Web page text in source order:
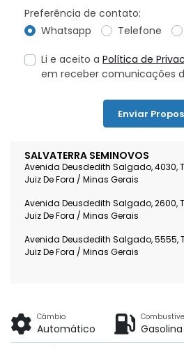
SALVATERRA SEMINOVOS
Avenida Deusdedith Salgado, 4030,
Juiz De Fora / Minas Gerais
Avenida Deusdedith Salgado, 2600,
Juiz De Fora / Minas Gerais
Avenida Deusdedith Salgado, 5555,
Juiz De Fora / Minas Gerais
Preferência de contato:
Whatsapp
Telefone
Li e aceito a Política de
em receber comunicações
Enviar
Câmbio
Automático Gasolina